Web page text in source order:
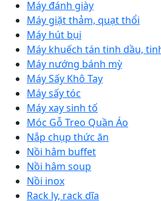
Máy đánh giày
Máy giặt thảm, quạt thổi
Máy hút bụi
Máy khuếch tán tinh dầu,
Máy nướng bánh mỳ
Máy Sấy Khô Tay
Máy sấy tóc
Máy xay sinh tố
Móc Gỗ Treo Quần Áo
Nắp chụp thức ăn
Nồi hâm buffet
Nồi hâm soup
Nồi inox
Rack ly, rack dĩa